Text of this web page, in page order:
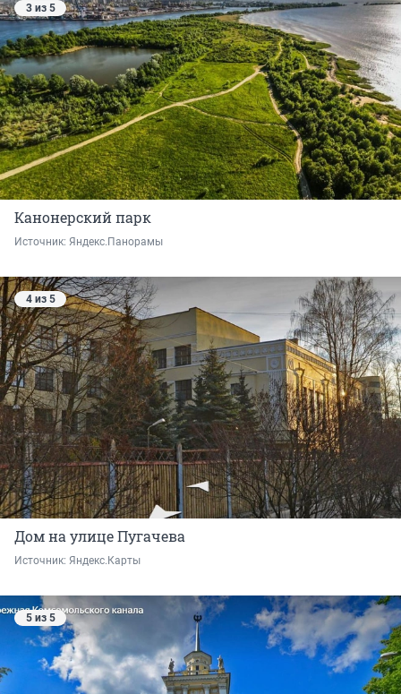
3 из 5
Канонерский парк
Источник: Яндекс.Панорамы
4 из 5
Дом на улице Пугачева
Источник: Яндекс.Карты
5 из 5